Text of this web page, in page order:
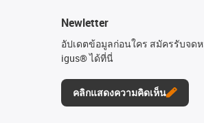
Newletter
อัปเดตข้อมูลก่อนใคร สมัครรับจด
igus® ได้ที่นี่
คลิกแสดงความคิดเห็น